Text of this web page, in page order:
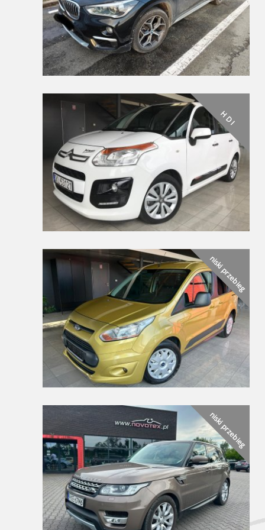
H D I
niski przebieg
niski przebieg